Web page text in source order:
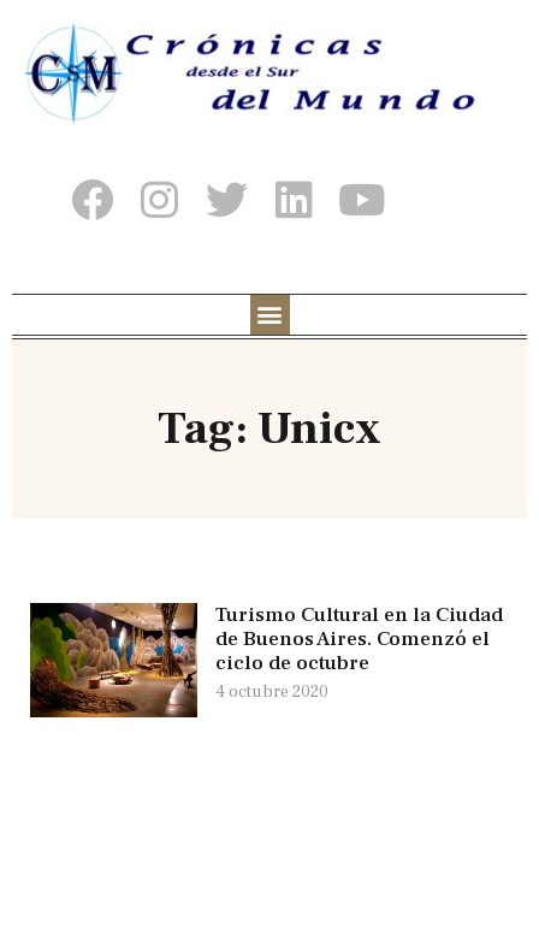
Tag: Unicx
Turismo Cultural en la Ciudad
de Buenos Aires. Comenzó el
ciclo de octubre
4 octubre 2020